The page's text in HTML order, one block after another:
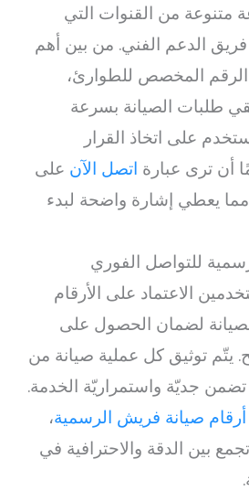
من القنوات التي
الدعم الفني. من بين أهم
المخصص للطوارئ،
طلبات الصيانة بسرعة
على اتخاذ القرار
أن ترى عبارة اتصل الآن على
مما يعطي إشارة واضحة لبدء
للتواصل الفوري
الاعتماد على الأرقام
لضمان الحصول على
يتّم توثيق كل عملية صيانة من
جديّة واستمراريّة الخدمة.
أرقام صيانة فريش الرسمية،
بين الدقة والاحترافية في